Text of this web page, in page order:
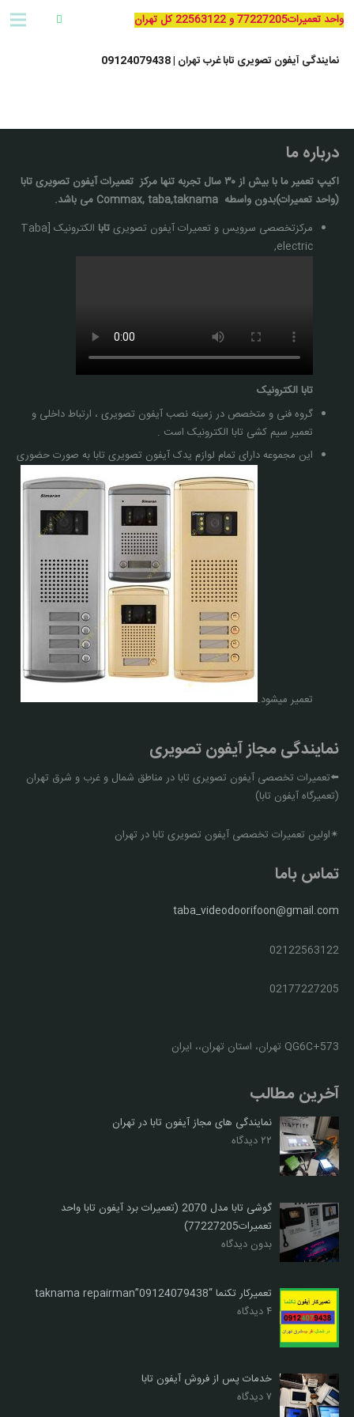
واحد تعمیرات77227205 و 22563122 کل تهران
نمایندگی آیفون تصویری تابا غرب تهران | 09124079438
درباره ما
اکیپ تعمیر ما با بيش از ۳۰ سال تجربه تنها مركز تعمیرات آيفون تصويری تابا
(واحد تعمیرات)بدون واسطه Commax, taba,taknama می باشد.
مرکزتخصصی سرویس و تعمیرات آیفون تصویریتابا
الکترونیک [Taba
electric,
تابا الکترونیک
گروه فنی و متخصص در زمینه نصب آیفون تصویری ، ارتباط داخلی و
تعمیر سیم کشی تابا الکترونیک است .
این مجموعه دارای تمام لوازم یدک آیفون تصویری تابا به صورت حضوری
تعمیر میشود.
نمایندگی مجاز آیفون تصویری
⬅️تعمیرات تخصصی آیفون تصویری تابا در مناطق شمال و غرب و شرق تهران
(تعمیرگاه آیفون تابا)
✴اولین تعمیرات تخصصی آیفون تصویری تابا در تهران
تماس باما
taba_videodoorifoon@gmail.com
02122563122
02177227205
QG6C+573 تهران، استان تهران،، ایران
آخرین مطالب
نمایندگی های مجاز آیفون تابا در تهران
۲۲ دیدگاه
گوشی تابا مدل 2070 (تعمیرات برد آیفون تابا واحد
تعمیرات77227205)
بدون دیدگاه
تعمیرکار تکنما “09124079438”taknama repairman
۴ دیدگاه
خدمات پس از فروش آیفون تابا
۷ دیدگاه